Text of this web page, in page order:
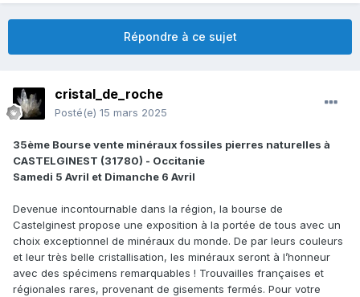
Répondre à ce sujet
cristal_de_roche
Posté(e) 15 mars 2025
35ème Bourse vente minéraux fossiles pierres naturelles à
CASTELGINEST (31780) - Occitanie
Samedi 5 Avril et Dimanche 6 Avril
Devenue incontournable dans la région, la bourse de
Castelginest propose une exposition à la portée de tous avec un
choix exceptionnel de minéraux du monde. De par leurs couleurs
et leur très belle cristallisation, les minéraux seront à l’honneur
avec des spécimens remarquables ! Trouvailles françaises et
régionales rares, provenant de gisements fermés. Pour votre